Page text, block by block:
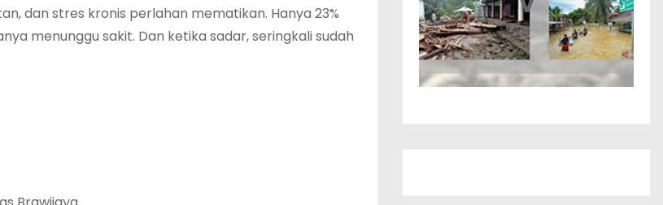
dan stres kronis perlahan mematikan. Hanya 23%
menunggu sakit. Dan ketika sadar, seringkali sudah